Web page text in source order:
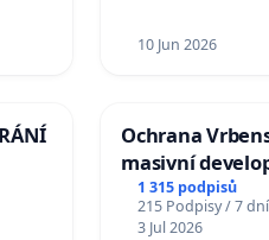
10 Jun 2026
Ochrana
masivní
1 315 podpisů
215 Podpisy / 7 dní
3 Jul 2026